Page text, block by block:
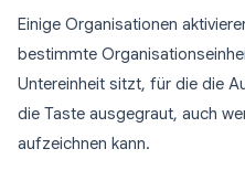
Einige Organisationen
bestimmte
Untereinheit sitzt, für die die
die Taste ausgegraut, auch
aufzeichnen kann.